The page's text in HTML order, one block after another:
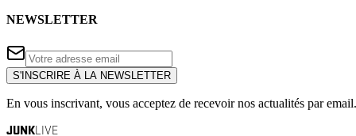
NEWSLETTER
S'INSCRIRE À LA NEWSLETTER
En vous inscrivant, vous acceptez de recevoir nos actualités par email.
JUNKLIVE